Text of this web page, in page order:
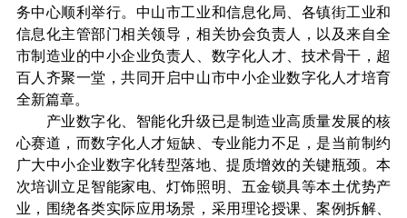
务中心顺利举行。中山市工业和信息化局、各镇街工业和
信息化主管部门相关领导，相关协会负责人，以及来自全
市制造业的中小企业负责人、数字化人才、技术骨干，超
百人齐聚一堂，共同开启中山市中小企业数字化人才培育
全新篇章。
产业数字化、智能化升级已是制造业高质量发展的核
心赛道，而数字化人才短缺、专业能力不足，是当前制约
广大中小企业数字化转型落地、提质增效的关键瓶颈。本
次培训立足智能家电、灯饰照明、五金锁具等本土优势产
业，围绕各类实际应用场景，采用理论授课、案例拆解、